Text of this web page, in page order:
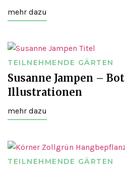
mehr dazu
TEILNEHMENDE GÄRTEN
Susanne Jampen –
Illustrationen
mehr dazu
TEILNEHMENDE GÄRTEN